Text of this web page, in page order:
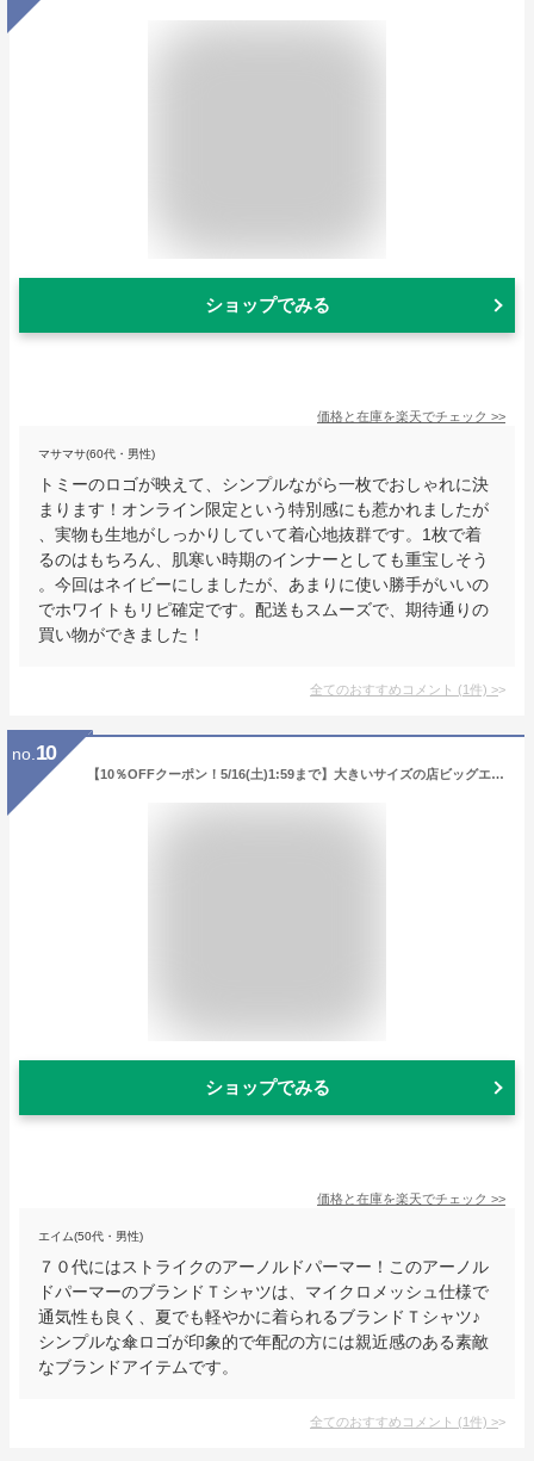
ショップでみる
価格と在庫を楽天でチェック >>
マサマサ(60代・男性)
トミーのロゴが映えて、シンプルながら一枚でおしゃれに決
まります！オンライン限定という特別感にも惹かれましたが
、実物も生地がしっかりしていて着心地抜群です。1枚で着
るのはもちろん、肌寒い時期のインナーとしても重宝しそう
。今回はネイビーにしましたが、あまりに使い勝手がいいの
でホワイトもリピ確定です。配送もスムーズで、期待通りの
買い物ができました！
全てのおすすめコメント (1件) >
no. 10
【10％OFFクーポン！5/16(土)1:59まで】大きいサイズの店ビッグエムワン 大きいサイズ メンズ ARNOLD PALMER アーノルドパーマー マイクロメッシュ 半袖 Tシャツ + ハーフパンツ 上下セット 吸汗速乾 4051991 スポーツウ
ショップでみる
価格と在庫を楽天でチェック >>
エイム(50代・男性)
７０代にはストライクのアーノルドパーマー！このアーノル
ドパーマーのブランドＴシャツは、マイクロメッシュ仕様で
通気性も良く、夏でも軽やかに着られるブランドＴシャツ♪
シンプルな傘ロゴが印象的で年配の方には親近感のある素敵
なブランドアイテムです。
全てのおすすめコメント (1件) >